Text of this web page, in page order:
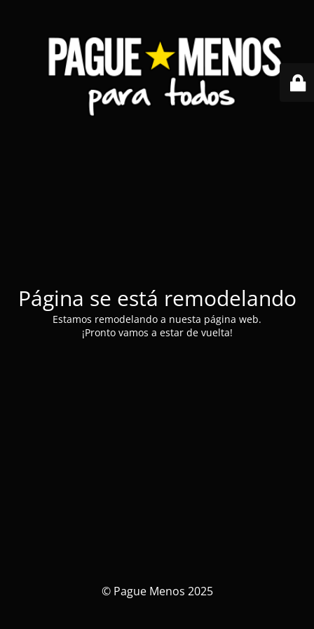
Página se está remodelando
Estamos remodelando a nuesta página web.
¡Pronto vamos a estar de vuelta!
© Pague Menos 2025